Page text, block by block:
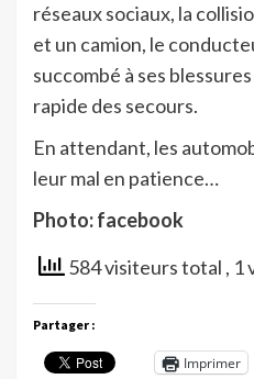
réseaux sociaux, la
et un camion, le
succombé à ses
rapide des secours.
En attendant, les
leur mal en patience…
Photo: facebook
584 visiteurs total , 1
Partager :
Imprimer